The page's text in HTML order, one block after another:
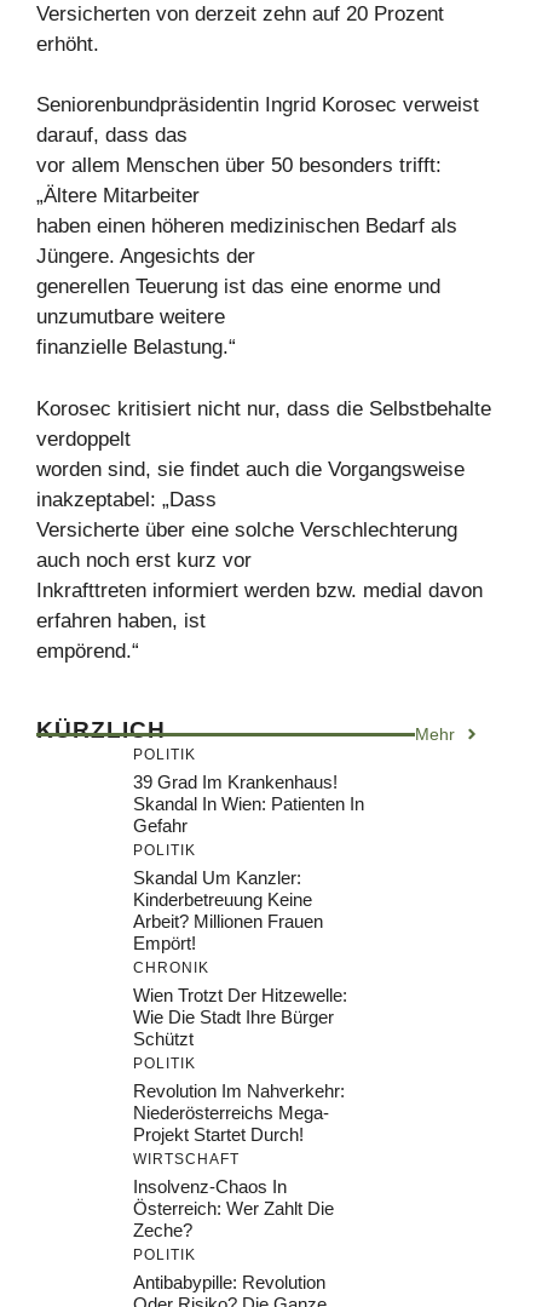
Versicherten von derzeit zehn auf 20 Prozent
erhöht.
Seniorenbundpräsidentin Ingrid Korosec verweist
darauf, dass das
vor allem Menschen über 50 besonders trifft:
„Ältere Mitarbeiter
haben einen höheren medizinischen Bedarf als
Jüngere. Angesichts der
generellen Teuerung ist das eine enorme und
unzumutbare weitere
finanzielle Belastung.“
Korosec kritisiert nicht nur, dass die Selbstbehalte
verdoppelt
worden sind, sie findet auch die Vorgangsweise
inakzeptabel: „Dass
Versicherte über eine solche Verschlechterung
auch noch erst kurz vor
Inkrafttreten informiert werden bzw. medial davon
erfahren haben, ist
empörend.“
KÜRZLICH Mehr
POLITIK
39 Grad Im Krankenhaus!
Skandal In Wien: Patienten In
Gefahr
POLITIK
Skandal Um Kanzler:
Kinderbetreuung Keine
Arbeit? Millionen Frauen
Empört!
CHRONIK
Wien Trotzt Der Hitzewelle:
Wie Die Stadt Ihre Bürger
Schützt
POLITIK
Revolution Im Nahverkehr:
Niederösterreichs Mega-
Projekt Startet Durch!
WIRTSCHAFT
Insolvenz-Chaos In
Österreich: Wer Zahlt Die
Zeche?
POLITIK
Antibabypille: Revolution